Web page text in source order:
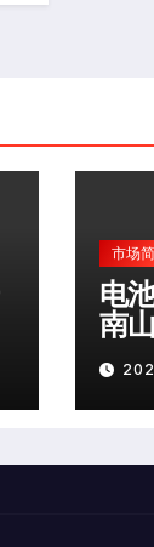
市场
电
南